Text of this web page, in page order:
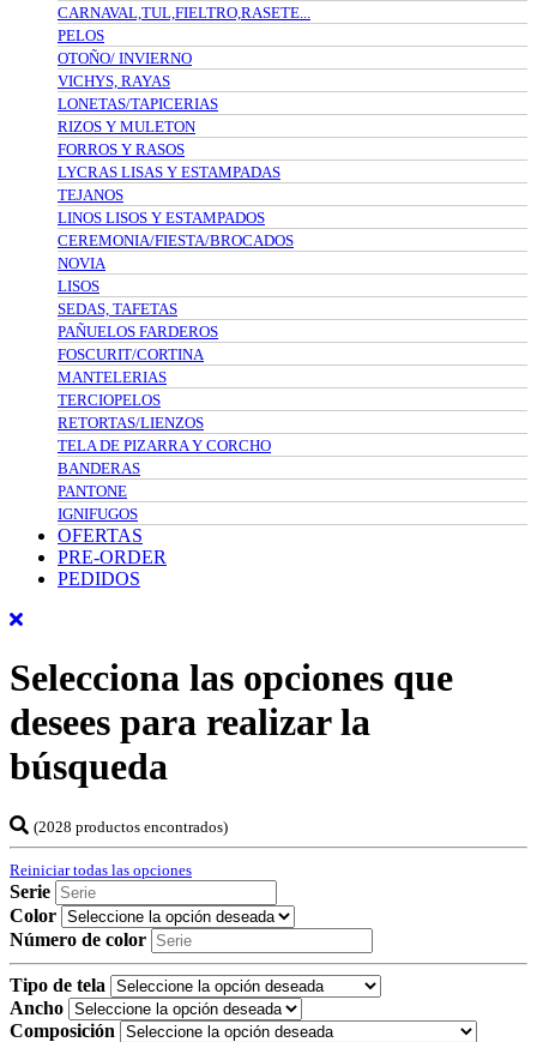
CARNAVAL,TUL,FIELTRO,RASETE...
PELOS
OTOÑO/ INVIERNO
VICHYS, RAYAS
LONETAS/TAPICERIAS
RIZOS Y MULETON
FORROS Y RASOS
LYCRAS LISAS Y ESTAMPADAS
TEJANOS
LINOS LISOS Y ESTAMPADOS
CEREMONIA/FIESTA/BROCADOS
NOVIA
LISOS
SEDAS, TAFETAS
PAÑUELOS FARDEROS
FOSCURIT/CORTINA
MANTELERIAS
TERCIOPELOS
RETORTAS/LIENZOS
TELA DE PIZARRA Y CORCHO
BANDERAS
PANTONE
IGNIFUGOS
OFERTAS
PRE-ORDER
PEDIDOS
Selecciona las opciones que
desees para realizar la
búsqueda
(2028 productos encontrados)
Reiniciar todas las opciones
Serie
Color
Número de color
Tipo de tela
Ancho
Composición